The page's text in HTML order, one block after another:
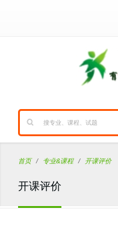
首页 专业&课程 开课评价
开课评价